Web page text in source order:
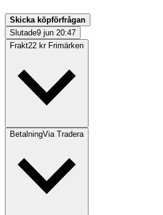
Skicka köpförfrågan
Slutade9 jun 20:47
Frakt22 kr Frimärken
BetalningVia Tradera